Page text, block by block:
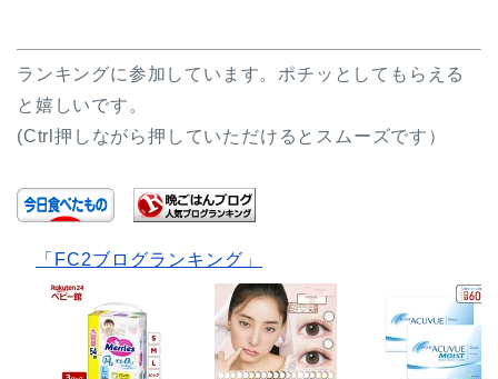
ランキングに参加しています。ポチッとしてもらえる
と嬉しいです。
(Ctrl押しながら押していただけるとスムーズです）
「FC2ブログランキング」